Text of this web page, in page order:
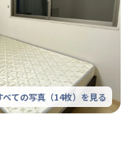
べての写真（14枚）を見る